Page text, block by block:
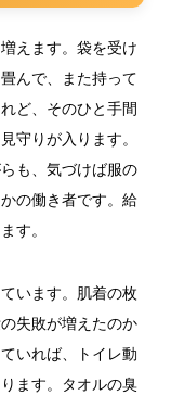
えます。袋を受け
んで、また持って
ど、そのひと手間
守りが入ります。
も、気づけば服の
の働き者です。給
す。
います。肌着の枚
失敗が増えたのか
いれば、トイレ動
ます。タオルの臭